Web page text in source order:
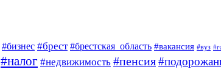
#бизнес #брест #брестская_область #вакансия #вуз
#налог #недвижимость #пенсия